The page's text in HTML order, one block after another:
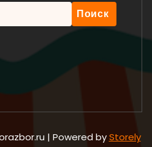
| Powered byStorely